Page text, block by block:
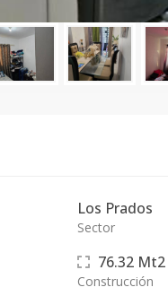
Los Prados
Sector
76.32 Mt2
Construcción